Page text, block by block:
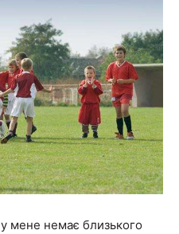
мене немає близького